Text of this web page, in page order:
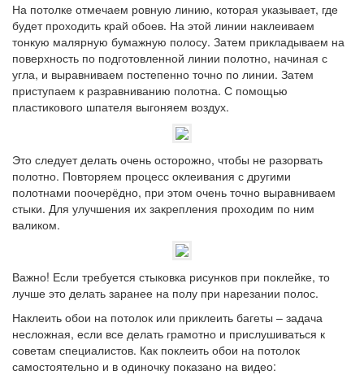
На потолке отмечаем ровную линию, которая указывает, где
будет проходить край обоев. На этой линии наклеиваем
тонкую малярную бумажную полосу. Затем прикладываем на
поверхность по подготовленной линии полотно, начиная с
угла, и выравниваем постепенно точно по линии. Затем
приступаем к разравниванию полотна. С помощью
пластикового шпателя выгоняем воздух.
Это следует делать очень осторожно, чтобы не разорвать
полотно. Повторяем процесс оклеивания с другими
полотнами поочерёдно, при этом очень точно выравниваем
стыки. Для улучшения их закрепления проходим по ним
валиком.
Важно! Если требуется стыковка рисунков при поклейке, то
лучше это делать заранее на полу при нарезании полос.
Наклеить обои на потолок или приклеить багеты – задача
несложная, если все делать грамотно и прислушиваться к
советам специалистов. Как поклеить обои на потолок
самостоятельно и в одиночку показано на видео: